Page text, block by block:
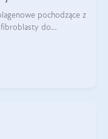
pochodzące z